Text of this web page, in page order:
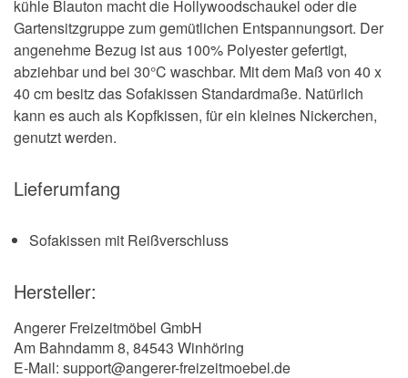
kühle Blauton macht die Hollywoodschaukel oder die
Gartensitzgruppe zum gemütlichen Entspannungsort. Der
angenehme Bezug ist aus 100% Polyester gefertigt,
abziehbar und bei 30°C waschbar. Mit dem Maß von 40 x
40 cm besitz das Sofakissen Standardmaße. Natürlich
kann es auch als Kopfkissen, für ein kleines Nickerchen,
genutzt werden.
Lieferumfang
Sofakissen mit Reißverschluss
Hersteller:
Angerer Freizeitmöbel GmbH
Am Bahndamm 8, 84543 Winhöring
E-Mail: support@angerer-freizeitmoebel.de